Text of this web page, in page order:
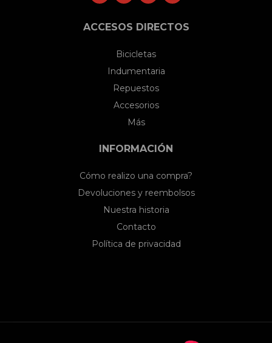
ACCESOS DIRECTOS
Bicicletas
Indumentaria
Repuestos
Accesorios
Más
INFORMACIÓN
Cómo realizo una compra?
Devoluciones y reembolsos
Nuestra historia
Contacto
Política de privacidad